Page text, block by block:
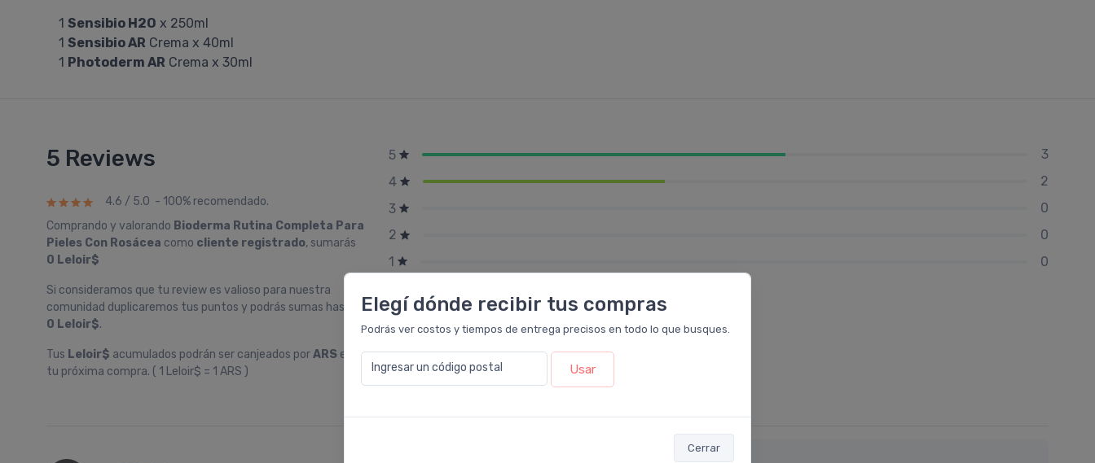
Elegí dónde recibir tus compras
Podrás ver costos y tiempos de entrega precisos en todo lo que busques.
Ingresar un código postal Usar
Cerrar
1 Sensibio H2O x 250ml
1 Sensibio AR Crema x 40ml
1 Photoderm AR Crema x 30ml
5 Reviews
4.6 / 5.0 - 100% recomendado.
Comprando y valorando Bioderma Rutina Completa Para
Pieles Con Rosácea como cliente registrado, sumarás
0 Leloir$
Si consideramos que tu review es valioso para nuestra
comunidad duplicaremos tus puntos y podrás sumas hasta
0 Leloir$.
Tus Leloir$ acumulados podrán ser canjeados porARS en
tu próxima compra. ( 1 Leloir$ = 1 ARS )
5
3
4
2
3
0
2
0
1
0